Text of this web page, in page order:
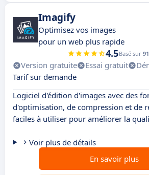
Imagify
Optimisez vos images
pour un web plus rapide
4.5Basé sur
Version gratuite Essai gratuit
Tarif sur demande
Logiciel d'édition d'images avec des
d'optimisation, de compression et de
faciles à utiliser pour améliorer la
Voir plus de détails
En savoir plus